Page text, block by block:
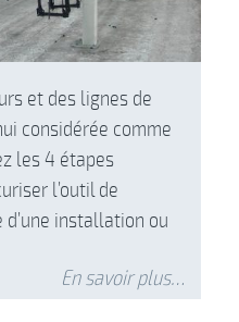
et des lignes de
considérée comme
les 4 étapes
l’outil de
d’une installation ou
En savoir plus…